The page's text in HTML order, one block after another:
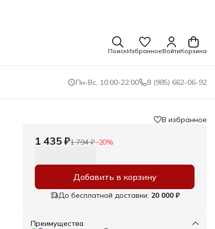
ПоискИзбранноеВойтиКорзина
Пн-Вс, 10:00-22:00 8 (985) 662-06-92
В избранное
1 435 ₽1 794 ₽−20%
Добавить в корзину
До бесплатной доставки: 20 000 ₽
Преимущества